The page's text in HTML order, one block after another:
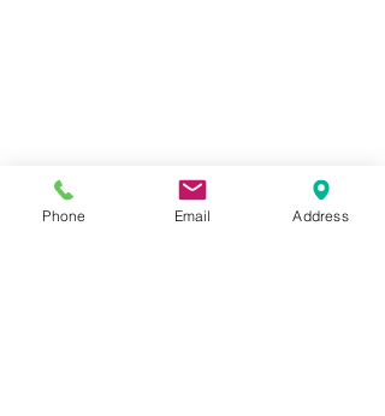
Phone Email Address